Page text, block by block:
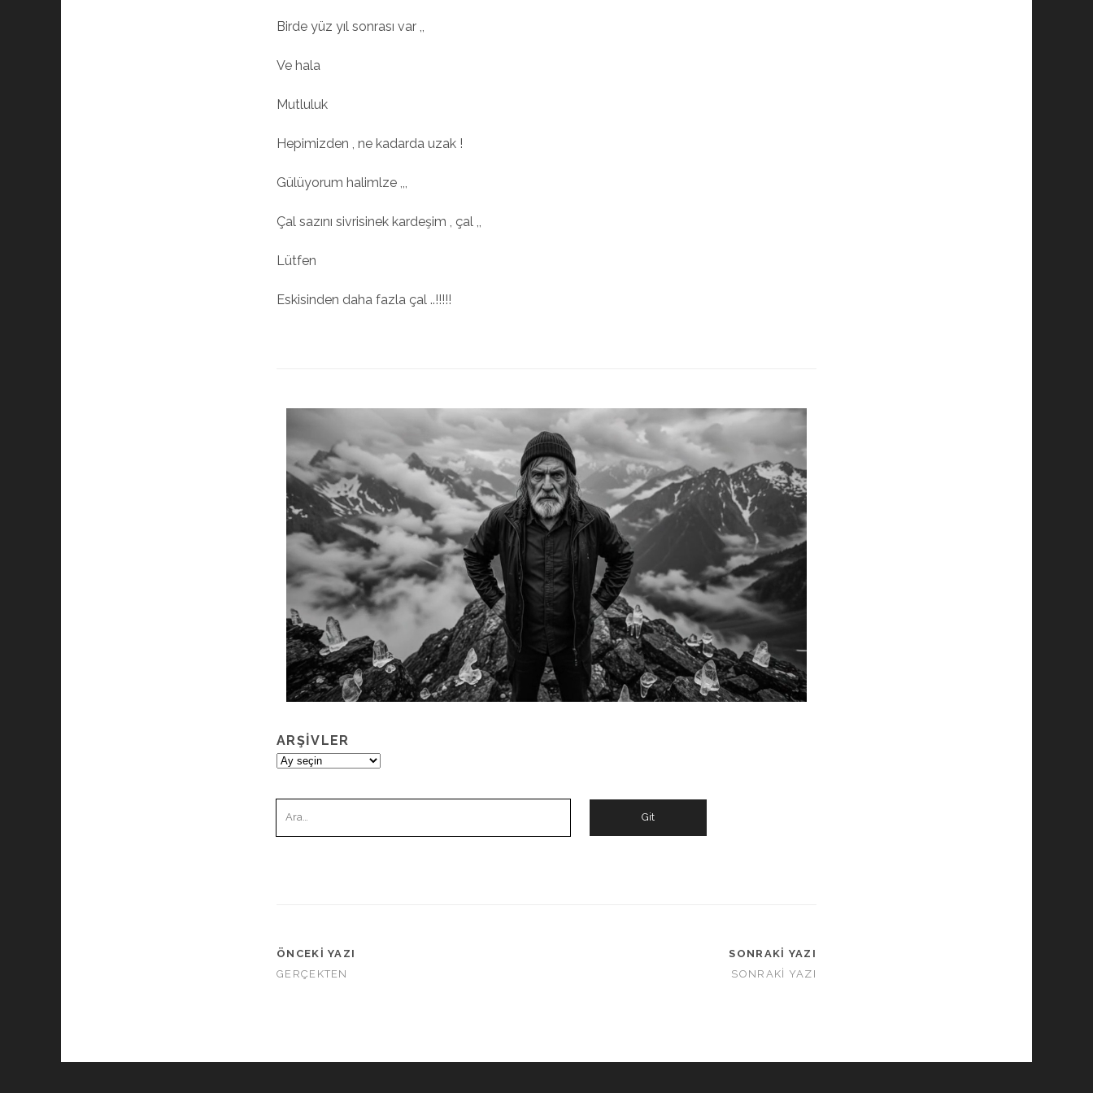
Birde yüz yıl sonrası var ,,
Ve hala
Mutluluk
Hepimizden , ne kadarda uzak !
Gülüyorum halimlze ,,,
Çal sazını sivrisinek kardeşim , çal ,,
Lütfen
Eskisinden daha fazla çal ..!!!!!
ARŞIVLER
Arşivler
ÖNCEKI YAZI
GERÇEKTEN
SONRAKI YAZI
SONRAKI YAZI